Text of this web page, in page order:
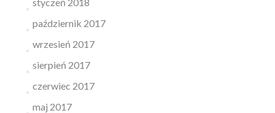
październik 2017
wrzesień 2017
sierpień 2017
czerwiec 2017
maj 2017